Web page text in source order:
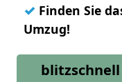
✓ Finden Sie
Umzug!